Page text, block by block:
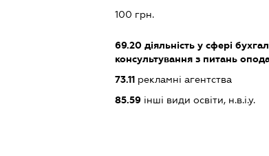
100 грн.
69.20діяльність у сфері
консультування з питань
73.11рекламні агентства
85.59інші види освіти, н.в.і.у.